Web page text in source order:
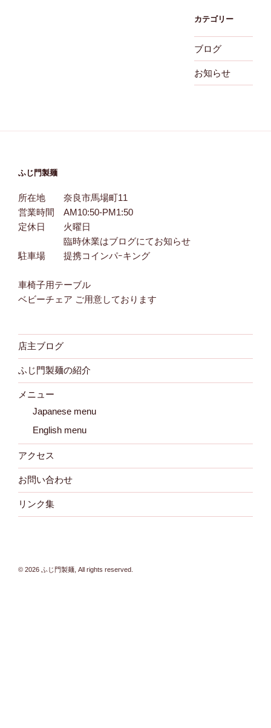
カテゴリー
ブログ
お知らせ
ふじ門製麺
所在地 奈良市馬場町11
営業時間 AM10:50-PM1:50
定休日 火曜日
臨時休業はブログにてお知らせ
駐車場 提携コインパｰキング
車椅子用テーブル
ベビーチェア ご用意しております
店主ブログ
ふじ門製麺の紹介
メニュー
Japanese menu
English menu
アクセス
お問い合わせ
リンク集
© 2026 ふじ門製麺, All rights reserved.